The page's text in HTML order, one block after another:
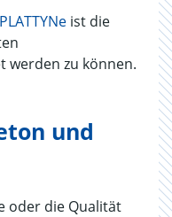
ist die
werden zu können.
und
oder die Qualität